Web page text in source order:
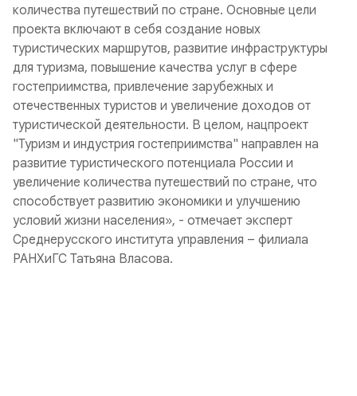
количества путешествий по стране. Основные цели
проекта включают в себя создание новых
туристических маршрутов, развитие инфраструктуры
для туризма, повышение качества услуг в сфере
гостеприимства, привлечение зарубежных и
отечественных туристов и увеличение доходов от
туристической деятельности. В целом, нацпроект
"Туризм и индустрия гостеприимства" направлен на
развитие туристического потенциала России и
увеличение количества путешествий по стране, что
способствует развитию экономики и улучшению
условий жизни населения», - отмечает эксперт
Среднерусского института управления – филиала
РАНХиГС Татьяна Власова.